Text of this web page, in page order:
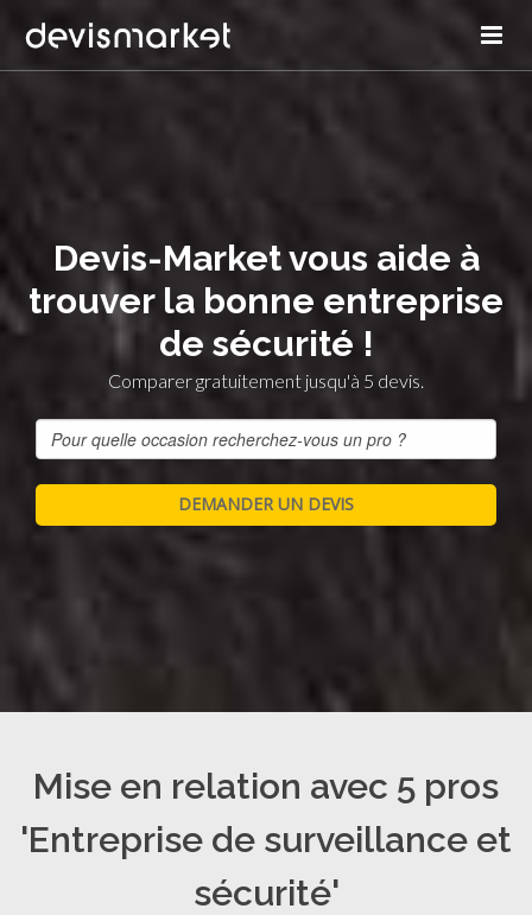
Devis-Market vous aide à
trouver la bonne entreprise
de sécurité !
Comparer gratuitement jusqu'à 5 devis.
Mise en relation avec 5 pros
'Entreprise de surveillance et
sécurité'